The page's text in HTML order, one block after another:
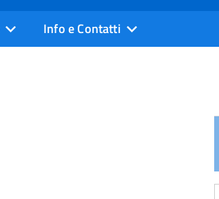
Info e Contatti